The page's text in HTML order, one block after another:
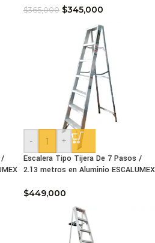
$365,000 $345,000
/
-
+
Escalera Tipo Tijera De 7 Pasos /
2.13 metros en Aluminio ESCALUMEX
$449,000